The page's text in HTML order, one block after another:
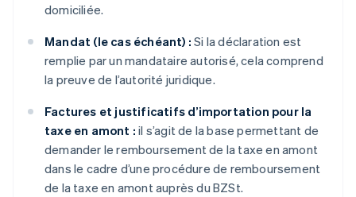
domiciliée.
Mandat (le cas échéant) : Si la déclaration est
remplie par un mandataire autorisé, cela comprend
la preuve de l’autorité juridique.
Factures et justificatifs d’importation pour la
taxe en amont : il s’agit de la base permettant de
demander le remboursement de la taxe en amont
dans le cadre d’une procédure de remboursement
de la taxe en amont auprès du BZSt.